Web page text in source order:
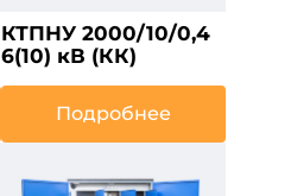
КТПНУ 2000/10/0,4
6(10) кВ (КК)
Подробнее